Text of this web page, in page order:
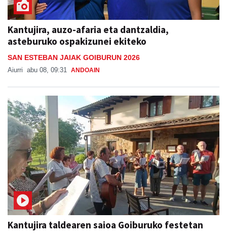
Kantujira, auzo-afaria eta dantzaldia,
asteburuko ospakizunei ekiteko
SAN ESTEBAN JAIAK GOIBURUN 2026
Aiurri abu 08, 09:31 ANDOAIN
Kantujira taldearen saioa Goiburuko festetan